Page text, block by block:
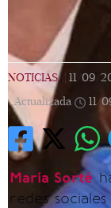
NOTICIAS 11/09/
Actualizada
11/
María Sorté
redes